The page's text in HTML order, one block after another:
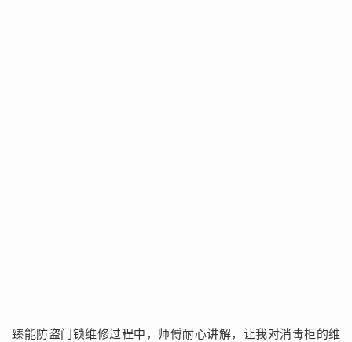
臻能防盗门锁维修过程中，师傅耐心讲解，让我对消毒柜的维